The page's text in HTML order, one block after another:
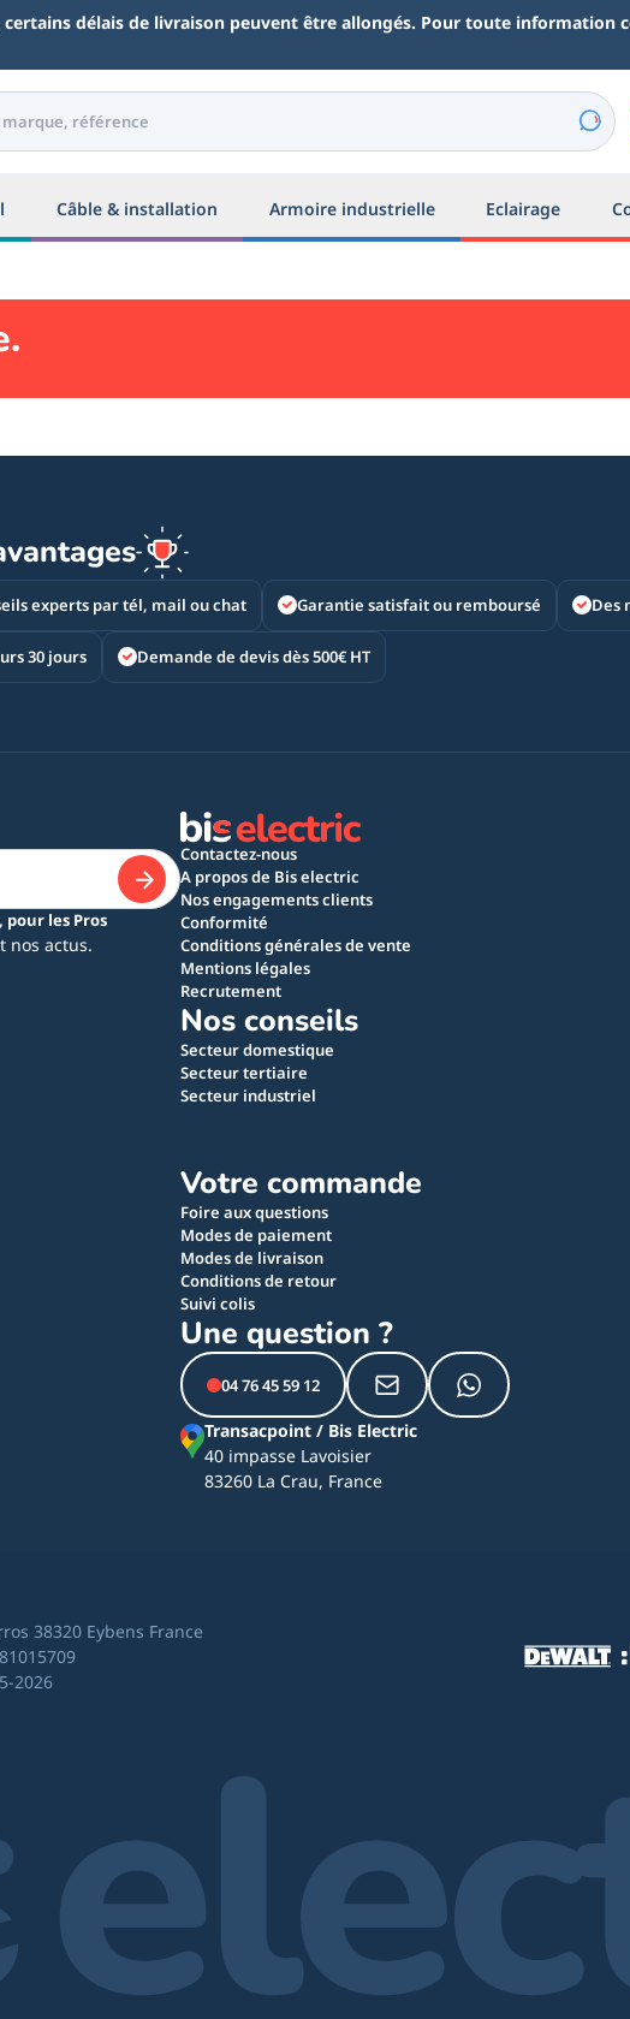
certains délais de livraison peuvent être allongés. Pour toute information
Câble & installation Armoire industrielle Eclairage
experts par tél, mail ou chat Garantie satisfait ou remboursé Des
30 jours Demande de devis dès 500€ HT
pour les Pros
nos actus.
Contactez-nous
A propos de Bis electric
Nos engagements clients
Conformité
Conditions générales de vente
Mentions légales
Recrutement
Nos conseils
Secteur domestique
Secteur tertiaire
Secteur industriel
Votre commande
Foire aux questions
Modes de paiement
Modes de livraison
Conditions de retour
Suivi colis
Une question ?
04 76 45 59 12
Transacpoint / Bis Electric
40 impasse Lavoisier
83260 La Crau, France
38320 Eybens France
2026